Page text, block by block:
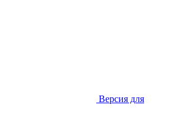
Версия для